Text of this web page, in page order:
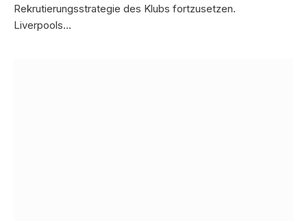
Rekrutierungsstrategie des Klubs fortzusetzen.
Liverpools…